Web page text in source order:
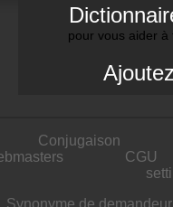
pour vous aider à
Conjugaison
CGU